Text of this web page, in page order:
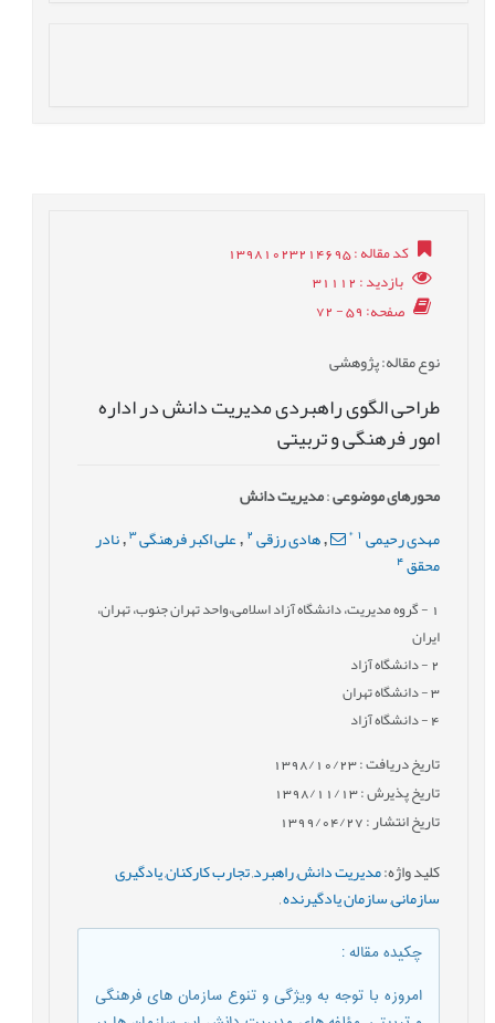
کد مقاله: 13981023214695
بازدید: 31112
صفحه: 59 - 72
نوع مقاله: پژوهشی
طراحی الگوی راهبردی مدیریت دانش در اداره
امور فرهنگی و تربیتی
محورهای موضوعی:مدیریت دانش
مهدی رحیمی *
,هادی رزقی 2
, علی اکبر فرهنگی 3
,نادر
محقق 4
- گروه مدیریت، دانشگاه آزاد اسلامی،واحد تهران جنوب، تهران،
ایران
2- دانشگاه آزاد
3- دانشگاه تهران
4- دانشگاه آزاد
تاریخ دریافت : 1398/10/23
تاریخ پذیرش : 1398/11/13
تاریخ انتشار : 1399/04/27
کلید واژه:مدیریت دانش,راهبرد,تجارب کارکنان,یادگیری
سازمانی,سازمان یادگیرنده,
چکیده مقاله:
امروزه با توجه به ویژگی و تنوع سازمان های فرهنگی